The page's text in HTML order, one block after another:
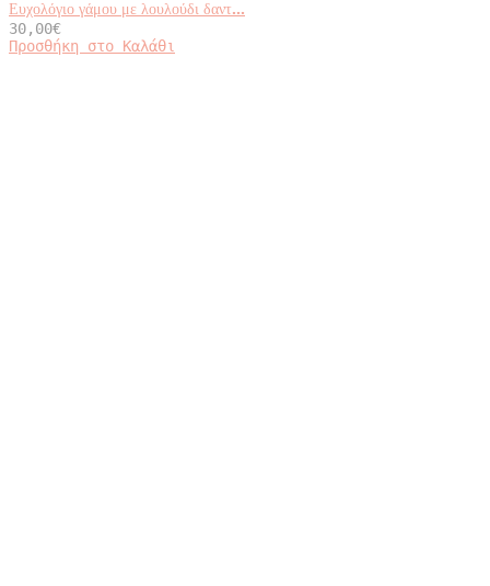
Ευχολόγιο γάμου με λουλούδι δαντ...
30,00€
Προσθήκη στο Καλάθι